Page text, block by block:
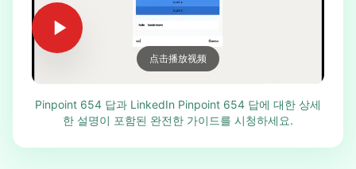
点击播放视频
Pinpoint 654 답과 LinkedIn Pinpoint 654 답에 대한 상세
한 설명이 포함된 완전한 가이드를 시청하세요.